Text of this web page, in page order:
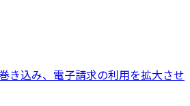
き込み、電子請求の利用を拡大させ